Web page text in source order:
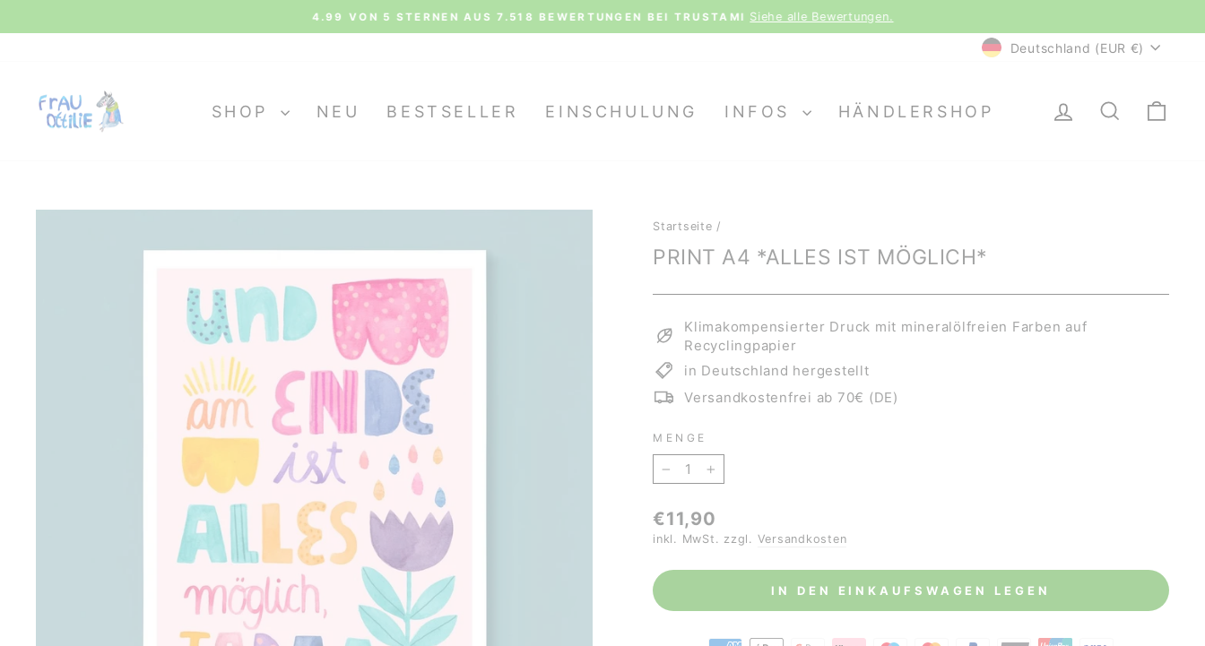
Pause
4.99 VON 5 STERNEN AUS 7.518 BEWERTUNGEN BEI TRUSTAMI Siehe alle Bewertungen.
WÄHRUNG
Deutschland (EUR €)
SHOP NEU BESTSELLER EINSCHULUNG INFOS HÄNDLERSHOP EINLOGGEN
SUCHE
Startseite /
PRINT A4 *ALLES IST MÖGLICH*
Klimakompensierter Druck mit mineralölfreien Farben auf
Recyclingpapier
in Deutschland hergestellt
Versandkostenfrei ab 70€ (DE)
MENGE
− +
Normaler
Preis
€11,90
inkl. MwSt. zzgl. Versandkosten
IN DEN EINKAUFSWAGEN LEGEN